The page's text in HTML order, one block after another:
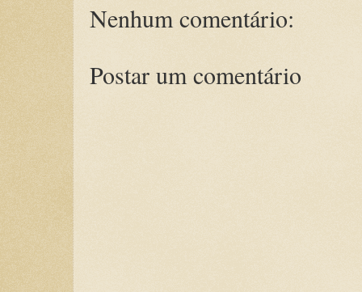
Nenhum comentário:
Postar um comentário